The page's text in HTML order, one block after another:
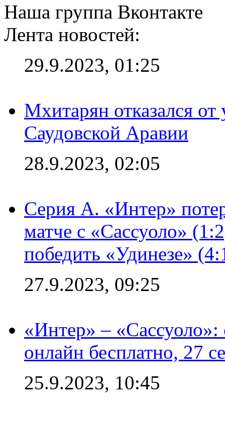
Наша группа Вконтакте
Лента новостей:
29.9.2023, 01:25
Мхитарян отказался от
Саудовской Аравии
28.9.2023, 02:05
Серия А. «Интер»
матче с «Сассуоло»
победить «Удинезе»
27.9.2023, 09:25
«Интер» –
онлайн бесплатно, 27
25.9.2023, 10:45